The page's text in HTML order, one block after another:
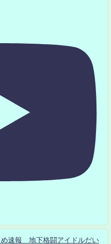
速報 地下格闘アイドルだい